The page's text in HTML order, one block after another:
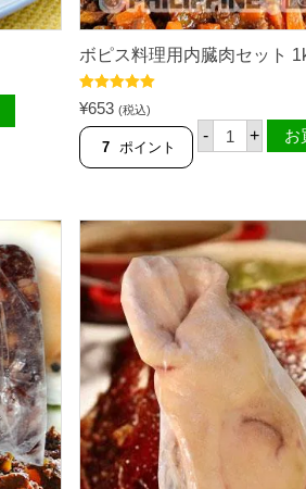
ボピス料理用内臓肉セット
5段階中5.00
の評価
¥653 (税込)
7 ポイント
- ボ
ピ
内
臓
肉
セ
ッ
ト
1
k
+ お